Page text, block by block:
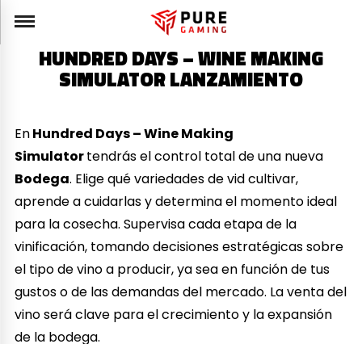
HUNDRED DAYS – WINE MAKING
SIMULATOR LANZAMIENTO
EnHundred Days – Wine Making
Simulatortendrás el control total de una nueva
Bodega. Elige qué variedades de vid cultivar,
aprende a cuidarlas y determina el momento ideal
para la cosecha. Supervisa cada etapa de la
vinificación, tomando decisiones estratégicas sobre
el tipo de vino a producir, ya sea en función de tus
gustos o de las demandas del mercado. La venta del
vino será clave para el crecimiento y la expansión
de la bodega.